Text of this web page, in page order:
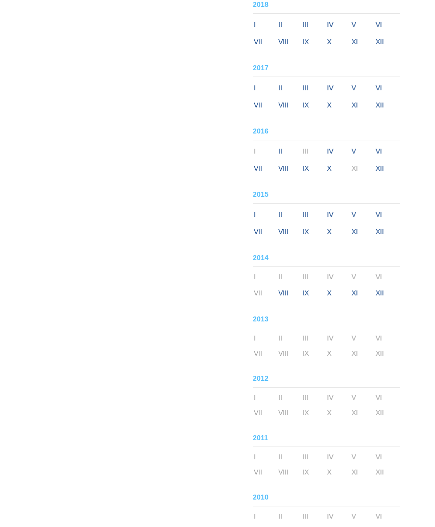
2018
I II III IV V VI
VII VIII IX X XI XII
2017
I II III IV V VI
VII VIII IX X XI XII
2016
I II III IV V VI
VII VIII IX X XI XII
2015
I II III IV V VI
VII VIII IX X XI XII
2014
I II III IV V VI
VII VIII IX X XI XII
2013
I II III IV V
VI
VII
VIII IX X XI XII
2012
I II III IV V
VI
VII
VIII IX X XI XII
2011
I II III IV V
VI
VII
VIII IX X XI XII
2010
I II III IV V
VI